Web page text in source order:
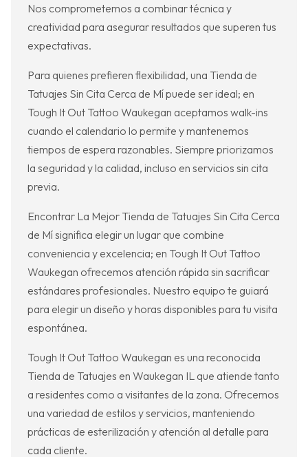
Nos comprometemos a combinar técnica y
creatividad para asegurar resultados que superen tus
expectativas.
Para quienes prefieren flexibilidad, una Tienda de
Tatuajes Sin Cita Cerca de Mí puede ser ideal; en
Tough It Out Tattoo Waukegan aceptamos walk-ins
cuando el calendario lo permite y mantenemos
tiempos de espera razonables. Siempre priorizamos
la seguridad y la calidad, incluso en servicios sin cita
previa.
Encontrar La Mejor Tienda de Tatuajes Sin Cita Cerca
de Mí significa elegir un lugar que combine
conveniencia y excelencia; en Tough It Out Tattoo
Waukegan ofrecemos atención rápida sin sacrificar
estándares profesionales. Nuestro equipo te guiará
para elegir un diseño y horas disponibles para tu visita
espontánea.
Tough It Out Tattoo Waukegan es una reconocida
Tienda de Tatuajes en Waukegan IL que atiende tanto
a residentes como a visitantes de la zona. Ofrecemos
una variedad de estilos y servicios, manteniendo
prácticas de esterilización y atención al detalle para
cada cliente.